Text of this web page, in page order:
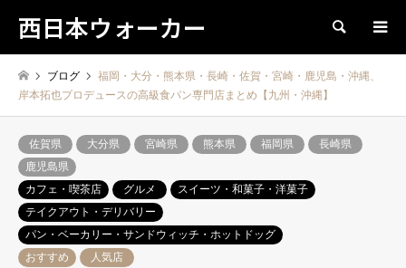
西日本ウォーカー 検索
ブログ
福岡・大分・熊本県・長崎・佐賀・宮崎・鹿児島・沖縄、
岸本拓也プロデュースの高級食パン専門店まとめ【九州・沖縄】
佐賀県 大分県 宮崎県 熊本県 福岡県
長崎県
鹿児島県
カフェ・喫茶店
グルメ
スイーツ・和菓子・洋菓子
テイクアウト・デリバリー
パン・ベーカリー・サンドウィッチ・ホットドッグ
おすすめ
人気店